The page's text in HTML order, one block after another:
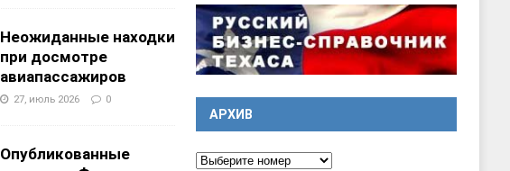
Неожиданные находки
при досмотре
авиапассажиров
27, июль 2026 0
Опубликованные
АРХИВ